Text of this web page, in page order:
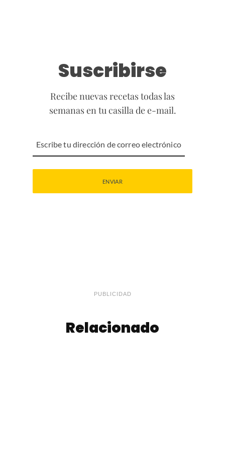
Suscribirse
Recibe nuevas recetas todas las
semanas en tu casilla de e-mail.
PUBLICIDAD
Relacionado